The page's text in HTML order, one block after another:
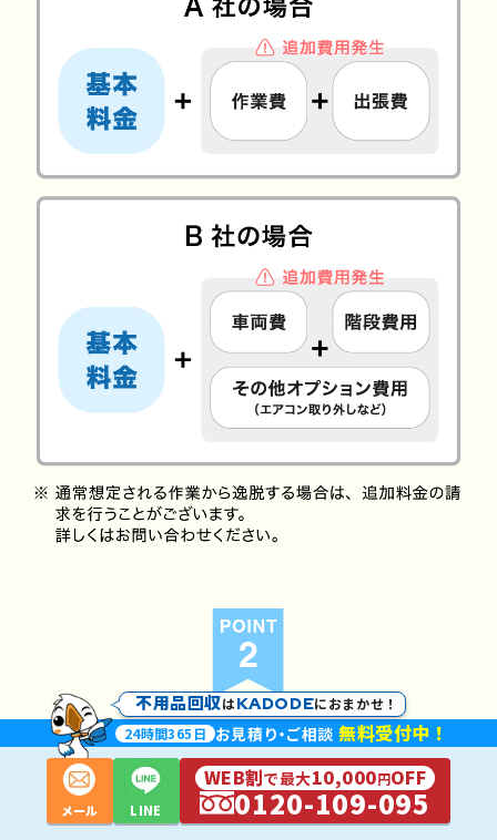
不用品回収はKADODEにおまかせ！
24時間365 日 お見積り・ご相談 無料受付中！
メール LINE
WEB割で最大10,000円OFF
0120-109-095